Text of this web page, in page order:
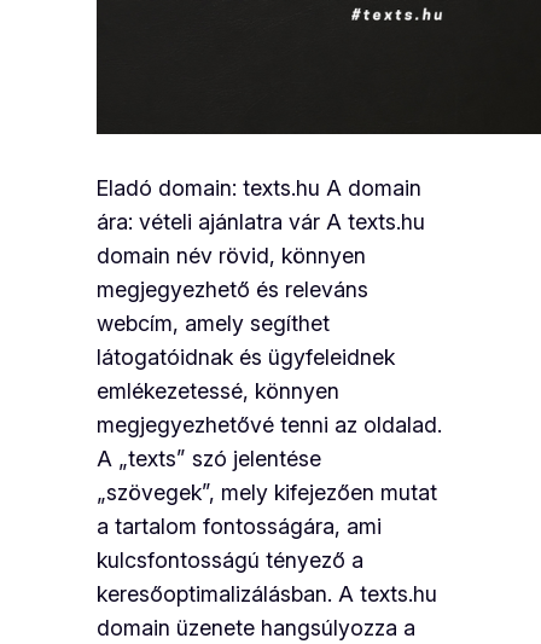
Eladó domain: texts.hu A domain
ára: vételi ajánlatra vár A texts.hu
domain név rövid, könnyen
megjegyezhető és releváns
webcím, amely segíthet
látogatóidnak és ügyfeleidnek
emlékezetessé, könnyen
megjegyezhetővé tenni az oldalad.
A „texts” szó jelentése
„szövegek”, mely kifejezően mutat
a tartalom fontosságára, ami
kulcsfontosságú tényező a
keresőoptimalizálásban. A texts.hu
domain üzenete hangsúlyozza a